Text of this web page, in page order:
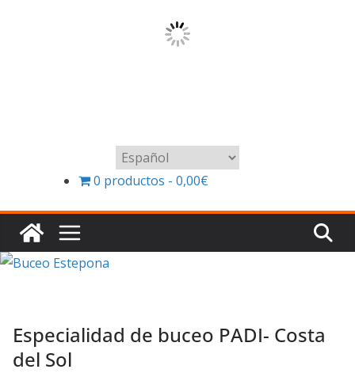
Elegir
un
0 productos 0,00€
Especialidad de buceo PADI- Costa
del Sol